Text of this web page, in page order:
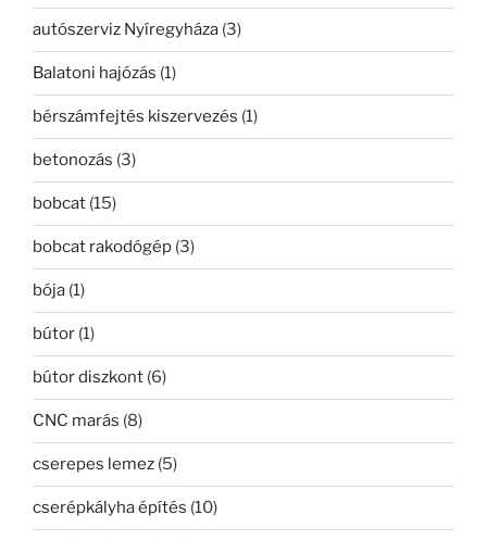
autószerviz Nyíregyháza (3)
Balatoni hajózás (1)
bérszámfejtés kiszervezés (1)
betonozás (3)
bobcat (15)
bobcat rakodógép (3)
bója (1)
bútor (1)
bútor diszkont (6)
CNC marás (8)
cserepes lemez (5)
cserépkályha építés (10)